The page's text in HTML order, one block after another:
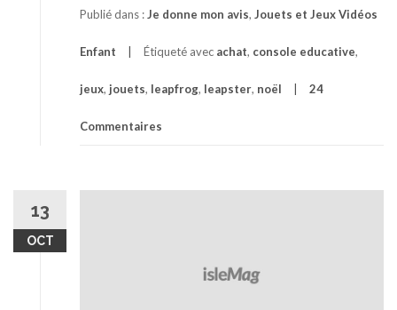
r
p
s
l
Publié dans :Je donne mon avis, Jouets et Jeux Vidéos
Enfant Étiqueté avec achat, console educative,
jeux, jouets, leapfrog, leapster, noël 24
Commentaires
13
OCT